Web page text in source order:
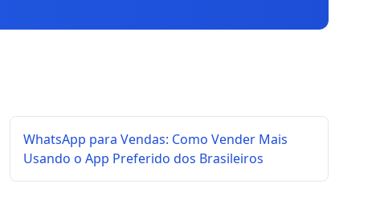
WhatsApp para Vendas: Como Vender Mais
Usando o App Preferido dos Brasileiros